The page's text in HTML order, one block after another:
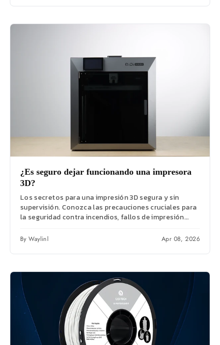
¿Es seguro dejar funcionando una impresora
3D?
Los secretos para una impresión 3D segura y sin
supervisión. Conozca las precauciones cruciales para
la seguridad contra incendios, fallos de impresión...
By Waylinl Apr 08, 2026